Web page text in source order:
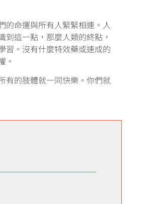
的命運與所有人緊緊相連。人
這一點，那麼人類的終點，
習。沒有什麼特效藥或速成的
。
有的肢體就一同快樂。你們就